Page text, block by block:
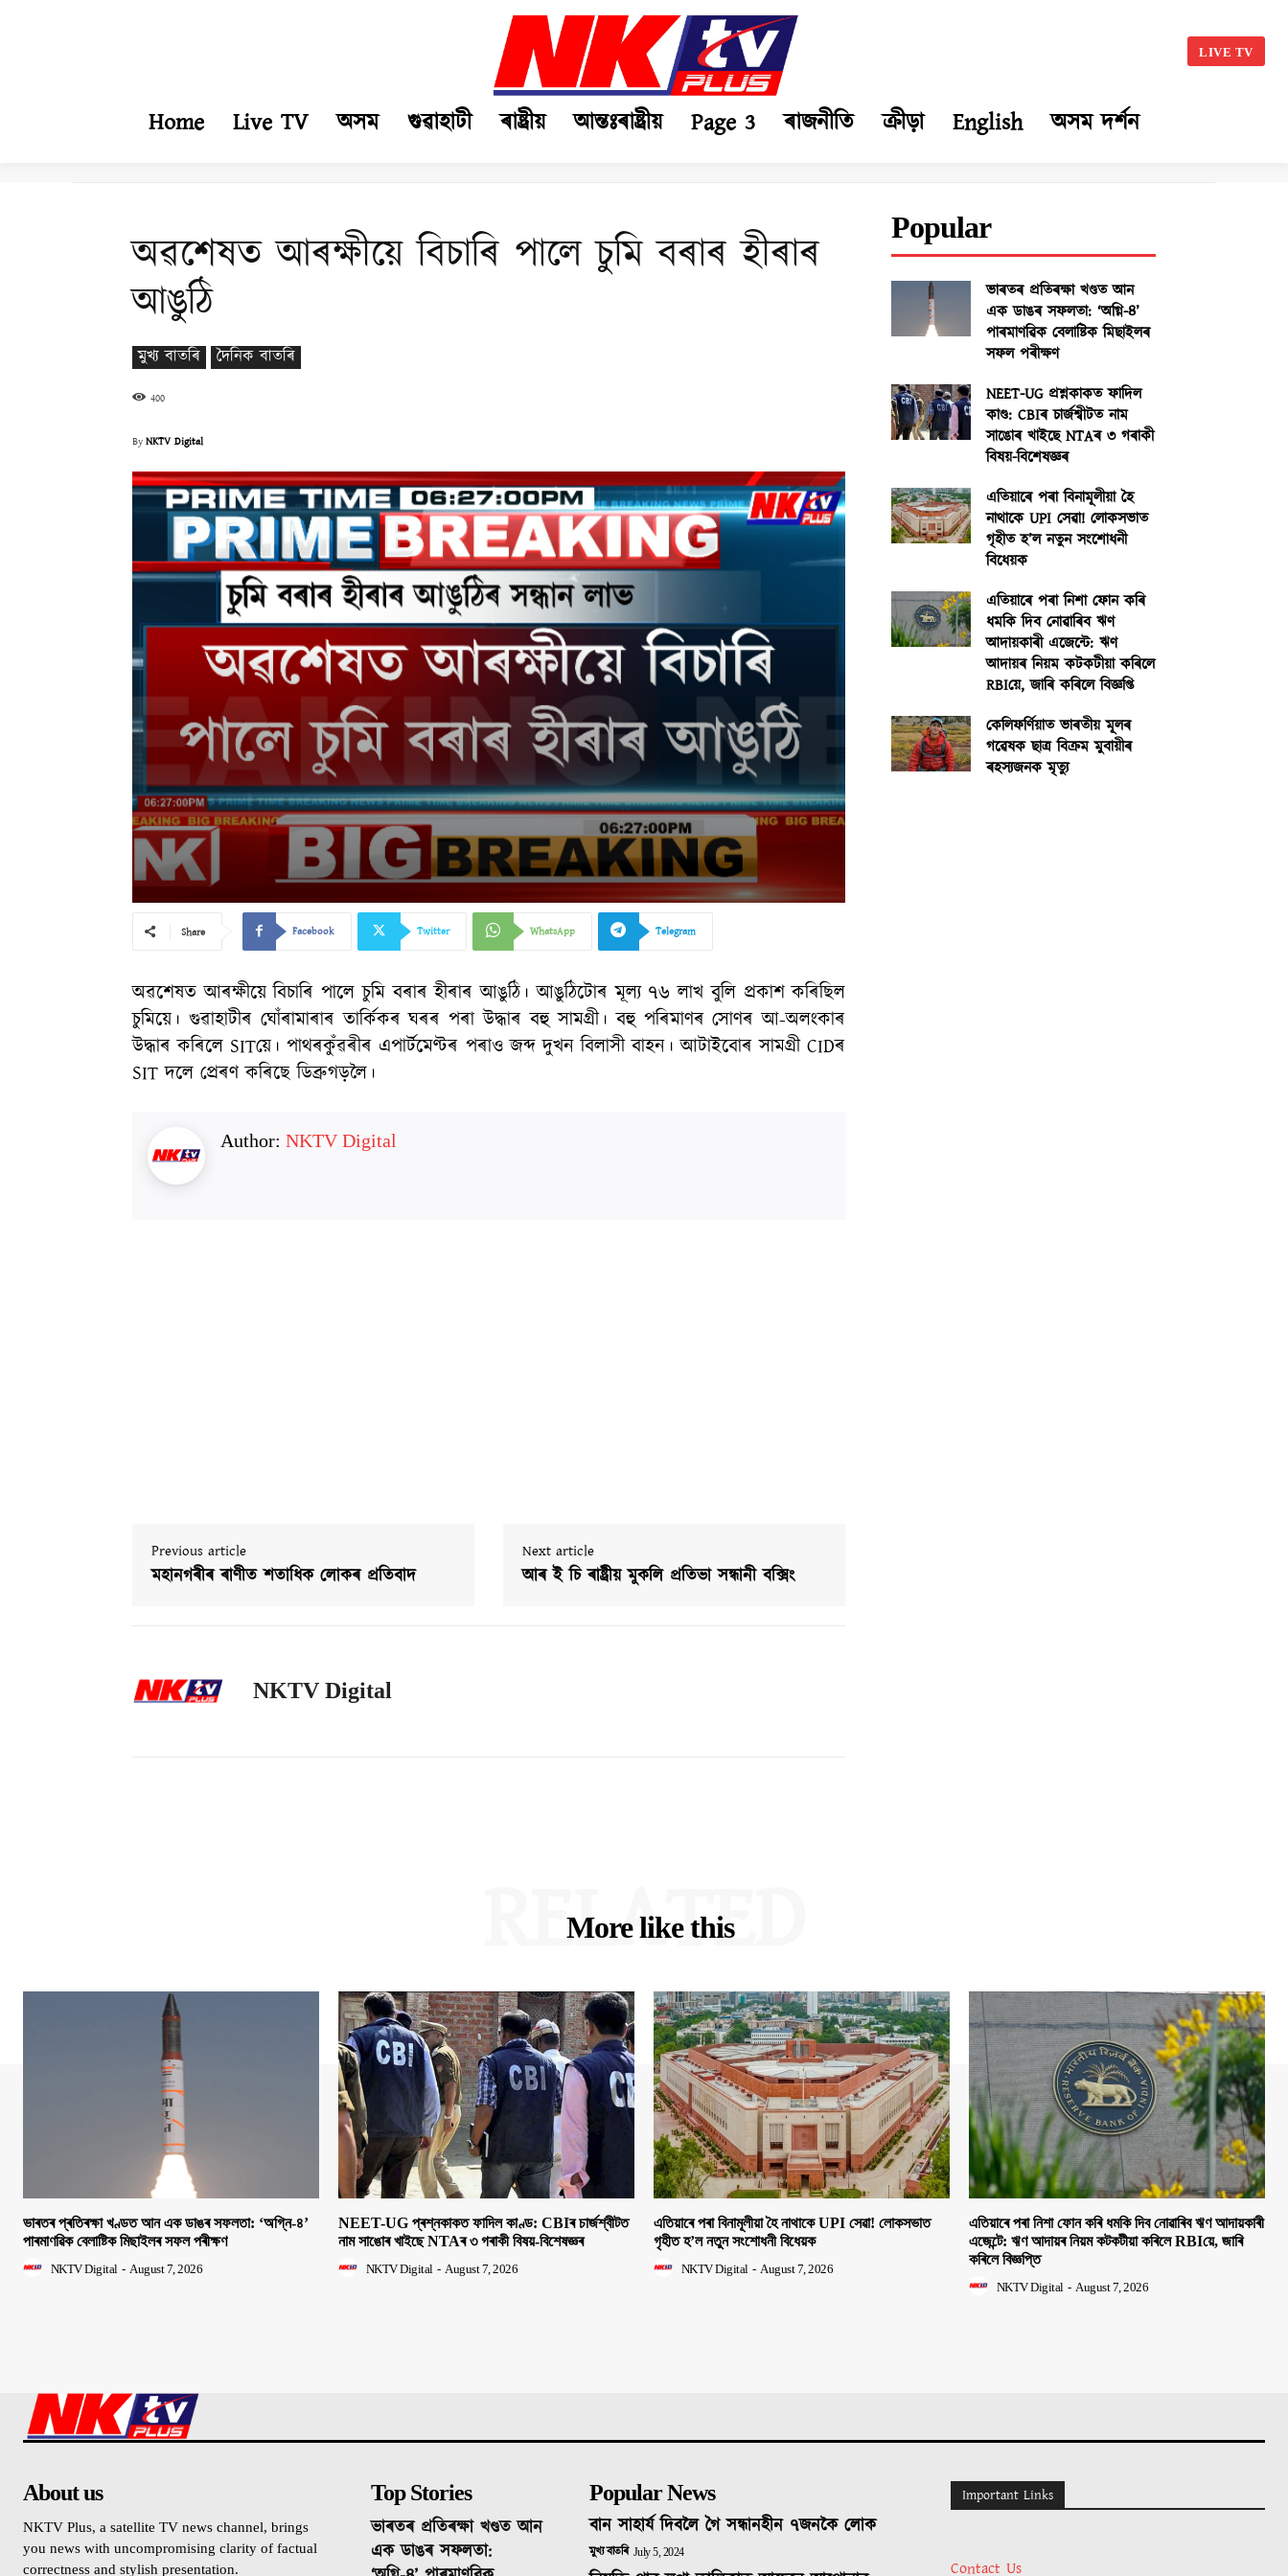
LIVE TV
Home Live TV অসম গুৱাহাটী ৰাষ্ট্ৰীয় আন্তঃৰাষ্ট্ৰীয় Page 3 ৰাজনীতি ক্ৰীড়া English অসম দৰ্শন
অৱশেষত আৰক্ষীয়ে বিচাৰি পালে চুমি বৰাৰ হীৰাৰ
আঙুঠি
মুখ্য বাতৰি দৈনিক বাতৰি
400
ByNKTV Digital
Share Facebook Twitter WhatsApp Telegram
অৱশেষত আৰক্ষীয়ে বিচাৰি পালে চুমি বৰাৰ হীৰাৰ আঙুঠি। আঙুঠিটোৰ মূল্য ৭৬ লাখ বুলি প্ৰকাশ কৰিছিল
চুমিয়ে। গুৱাহাটীৰ ঘোঁৰামাৰাৰ তাৰ্কিকৰ ঘৰৰ পৰা উদ্ধাৰ বহু সামগ্ৰী। বহু পৰিমাণৰ সোণৰ আ-অলংকাৰ
উদ্ধাৰ কৰিলে SITয়ে। পাথৰকুঁৱৰীৰ এপাৰ্টমেণ্টৰ পৰাও জব্দ দুখন বিলাসী বাহন। আটাইবোৰ সামগ্ৰী CIDৰ
SIT দলে প্ৰেৰণ কৰিছে ডিব্ৰুগড়লৈ।
Author: NKTV Digital
Previous article
মহানগৰীৰ ৰাণীত শতাধিক লোকৰ প্ৰতিবাদ
Next article
আৰ ই চি ৰাষ্ট্ৰীয় মুকলি প্ৰতিভা সন্ধানী বক্সিং
NKTV Digital
Popular
ভাৰতৰ প্ৰতিৰক্ষা খণ্ডত আন
এক ডাঙৰ সফলতা: ‘অগ্নি-৪’
পাৰমাণৱিক বেলাষ্টিক মিছাইলৰ
সফল পৰীক্ষণ
NEET-UG প্ৰশ্নকাকত ফাদিল
কাণ্ড: CBIৰ চাৰ্জশ্বীটত নাম
সাঙোৰ খাইছে NTAৰ ৩ গৰাকী
বিষয়-বিশেষজ্ঞৰ
এতিয়াৰে পৰা বিনামূলীয়া হৈ
নাথাকে UPI সেৱা! লোকসভাত
গৃহীত হ’ল নতুন সংশোধনী
বিধেয়ক
এতিয়াৰে পৰা নিশা ফোন কৰি
ধমকি দিব নোৱাৰিব ঋণ
আদায়কাৰী এজেন্টে: ঋণ
আদায়ৰ নিয়ম কটকটীয়া কৰিলে
RBIয়ে, জাৰি কৰিলে বিজ্ঞপ্তি
কেলিফৰ্ণিয়াত ভাৰতীয় মূলৰ
গৱেষক ছাত্ৰ বিক্ৰম মুবায়ীৰ
ৰহস্যজনক মৃত্যু
More like this
RELATED
ভাৰতৰ প্ৰতিৰক্ষা খণ্ডত আন এক ডাঙৰ সফলতা: ‘অগ্নি-৪’
পাৰমাণৱিক বেলাষ্টিক মিছাইলৰ সফল পৰীক্ষণ
NKTV Digital - August 7, 2026
NEET-UG প্ৰশ্নকাকত ফাদিল কাণ্ড: CBIৰ চাৰ্জশ্বীটত
নাম সাঙোৰ খাইছে NTAৰ ৩ গৰাকী বিষয়-বিশেষজ্ঞৰ
NKTV Digital - August 7, 2026
এতিয়াৰে পৰা বিনামূলীয়া হৈ নাথাকে UPI সেৱা! লোকসভাত
গৃহীত হ’ল নতুন সংশোধনী বিধেয়ক
NKTV Digital - August 7, 2026
এতিয়াৰে পৰা নিশা ফোন কৰি ধমকি দিব নোৱাৰিব ঋণ আদায়কাৰী
এজেন্টে: ঋণ আদায়ৰ নিয়ম কটকটীয়া কৰিলে RBIয়ে, জাৰি
কৰিলে বিজ্ঞপ্তি
NKTV Digital - August 7, 2026
About us
NKTV Plus, a satellite TV news channel, brings
you news with uncompromising clarity of factual
correctness and stylish presentation.
Top Stories
ভাৰতৰ প্ৰতিৰক্ষা খণ্ডত আন
এক ডাঙৰ সফলতা:
Popular News
বান সাহাৰ্য দিবলৈ গৈ সন্ধানহীন ৭জনকৈ লোক
মুখ্য বাতৰি July 5, 2024
Important Links
Contact Us